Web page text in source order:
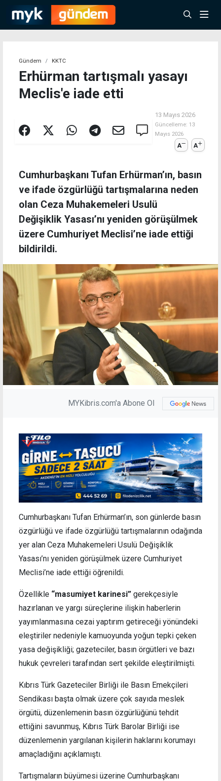
Gündem KKTC
Erhürman tartışmalı yasayı
Meclis'e iade etti
13 Mayıs 2026
Güncelleme: 13
Mayıs 2026
A A
Cumhurbaşkanı Tufan Erhürman’ın, basın
ve ifade özgürlüğü tartışmalarına neden
olan Ceza Muhakemeleri Usulü
Değişiklik Yasası’nı yeniden görüşülmek
üzere Cumhuriyet Meclisi’ne iade ettiği
bildirildi.
MYKibris.com'a Abone Ol
Cumhurbaşkanı Tufan Erhürman’ın, son günlerde basın
özgürlüğü ve ifade özgürlüğü tartışmalarının odağında
yer alan Ceza Muhakemeleri Usulü Değişiklik
Yasası’nı yeniden görüşülmek üzere Cumhuriyet
Meclisi’ne iade ettiği öğrenildi.
Özellikle “masumiyet karinesi” gerekçesiyle
hazırlanan ve yargı süreçlerine ilişkin haberlerin
yayımlanmasına cezai yaptırım getireceği yönündeki
eleştiriler nedeniyle kamuoyunda yoğun tepki çeken
yasa değişikliği; gazeteciler, basın örgütleri ve bazı
hukuk çevreleri tarafından sert şekilde eleştirilmişti.
Kıbrıs Türk Gazeteciler Birliği ile Basın Emekçileri
Sendikası başta olmak üzere çok sayıda meslek
örgütü, düzenlemenin basın özgürlüğünü tehdit
ettiğini savunmuş, Kıbrıs Türk Barolar Birliği ise
düzenlemenin yargılanan kişilerin haklarını korumayı
amaçladığını açıklamıştı.
Tartışmaların büyümesi üzerine Cumhurbaşkanı